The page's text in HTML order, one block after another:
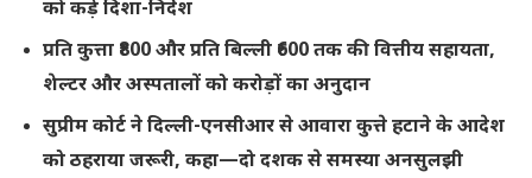
को कड़े दिशा-निर्देश
प्रति कुत्ता ₹800 और प्रति बिल्ली ₹600 तक की वित्तीय सहायता,
शेल्टर और अस्पतालों को करोड़ों का अनुदान
सुप्रीम कोर्ट ने दिल्ली-एनसीआर से आवारा कुत्ते हटाने के आदेश
को ठहराया जरूरी, कहा—दो दशक से समस्या अनसुलझी